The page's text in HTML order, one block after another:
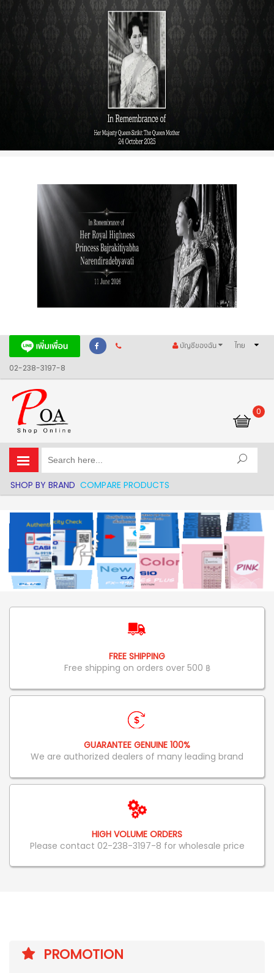
02-238-3197-8
ไทย
บัญชีของฉัน
0
SHOP BY BRAND COMPARE PRODUCTS
FREE SHIPPING
Free shipping on orders over 500 ฿
GUARANTEE GENUINE 100%
We are authorized dealers of many leading brand
HIGH VOLUME ORDERS
Please contact 02-238-3197-8 for wholesale price
PROMOTION